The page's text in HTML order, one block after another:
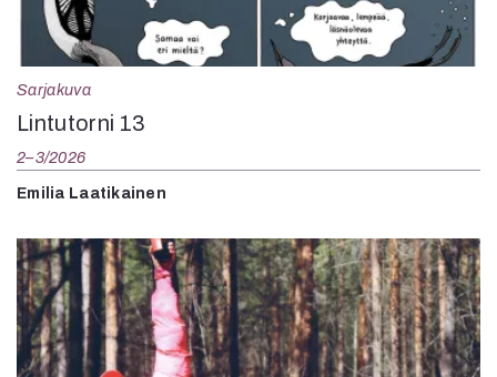
Sarjakuva
Lintutorni 13
2–3/2026
Emilia Laatikainen